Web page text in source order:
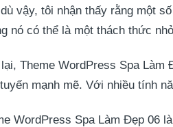
vậy, tôi nhận thấy rằng một
nó có thể là một thách thức
Theme WordPress Spa Làm
mạnh mẽ. Với nhiều tính
WordPress Spa Làm Đẹp 06